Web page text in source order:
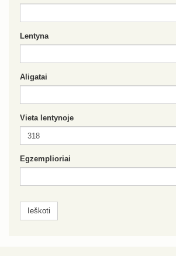
Lentyna
Aligatai
Vieta lentynoje
Egzemplioriai